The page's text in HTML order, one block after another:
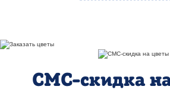
СМС-скидка